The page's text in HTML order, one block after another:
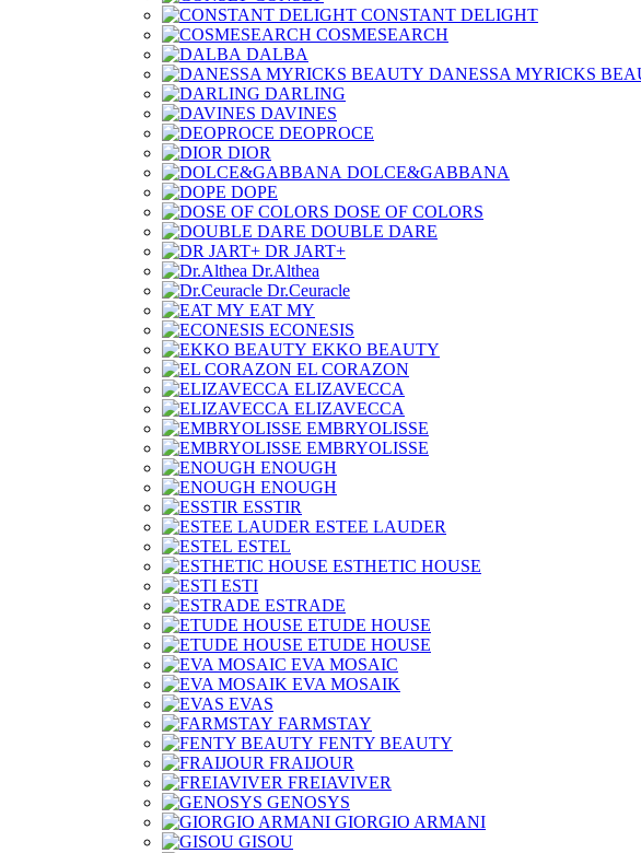
CONSTANT DELIGHT
COSMESEARCH
DALBA
DANESSA MYRICKS
DARLING
DAVINES
DEOPROCE
DIOR
DOLCE&GABBANA
DOPE
DOSE OF COLORS
DOUBLE DARE
DR JART+
Dr.Althea
Dr.Ceuracle
EAT MY
ECONESIS
EKKO BEAUTY
EL CORAZON
ELIZAVECCA
ELIZAVECCA
EMBRYOLISSE
EMBRYOLISSE
ENOUGH
ENOUGH
ESSTIR
ESTEE LAUDER
ESTEL
ESTHETIC HOUSE
ESTI
ESTRADE
ETUDE HOUSE
ETUDE HOUSE
EVA MOSAIC
EVA MOSAIK
EVAS
FARMSTAY
FENTY BEAUTY
FRAIJOUR
FREIAVIVER
GENOSYS
GIORGIO ARMANI
GISOU